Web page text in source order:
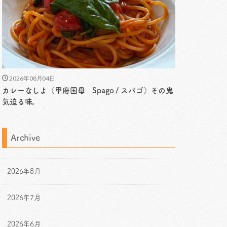
2026年08月04日
カレーなしよ（甲府国母 Spago / スパゴ）その鬼
気迫る味。
Archive
2026年8月
2026年7月
2026年6月